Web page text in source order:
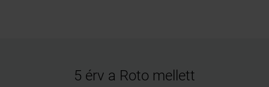
5 érv a Roto mellett